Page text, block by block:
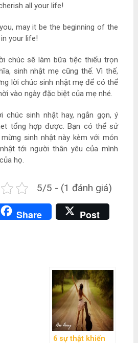
all your life!
may it be the beginning of the
your life!
chúc sẽ làm bữa tiệc thiếu trọn
sinh nhật mẹ cũng thế. Vì thế,
lời chúc sinh nhật mẹ để có thể
vào ngày đặc biệt của mẹ nhé.
chúc sinh nhật hay, ngắn gọn, ý
tổng hợp được. Bạn có thể sử
sinh nhật này kèm với món
tới người thân yêu của mình
họ.
5/5 - (1 đánh giá)
Share Post
6 sự thật khiến